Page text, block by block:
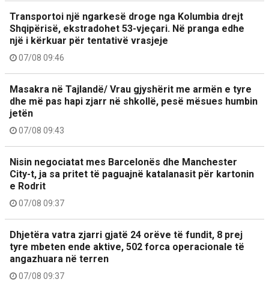
Transportoi një ngarkesë droge nga Kolumbia drejt
Shqipërisë, ekstradohet 53-vjeçari. Në pranga edhe
një i kërkuar për tentativë vrasjeje
07/08 09:46
Masakra në Tajlandë/ Vrau gjyshërit me armën e tyre
dhe më pas hapi zjarr në shkollë, pesë mësues humbin
jetën
07/08 09:43
Nisin negociatat mes Barcelonës dhe Manchester
City-t, ja sa pritet të paguajnë katalanasit për kartonin
e Rodrit
07/08 09:37
Dhjetëra vatra zjarri gjatë 24 orëve të fundit, 8 prej
tyre mbeten ende aktive, 502 forca operacionale të
angazhuara në terren
07/08 09:37